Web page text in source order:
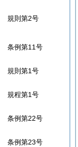
規則第2号
条例第11号
規則第1号
規程第1号
条例第22号
条例第23号